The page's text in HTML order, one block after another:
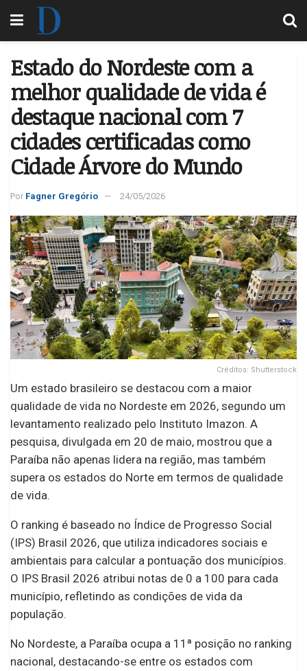
Estado do Nordeste com a
melhor qualidade de vida é
destaque nacional com 7
cidades certificadas como
Cidade Árvore do Mundo
Por Fagner Gregório 24/05/2026
Créditos: Shutterstock
Um estado brasileiro se destacou com a maior
qualidade de vida no Nordeste em 2026, segundo um
levantamento realizado pelo Instituto Imazon. A
pesquisa, divulgada em 20 de maio, mostrou que a
Paraíba não apenas lidera na região, mas também
supera os estados do Norte em termos de qualidade
de vida.
O ranking é baseado no Índice de Progresso Social
(IPS) Brasil 2026, que utiliza indicadores sociais e
ambientais para calcular a pontuação dos municípios.
O IPS Brasil 2026 atribui notas de 0 a 100 para cada
município, refletindo as condições de vida da
população.
No Nordeste, a Paraíba ocupa a 11ª posição no ranking
nacional, destacando-se entre os estados com